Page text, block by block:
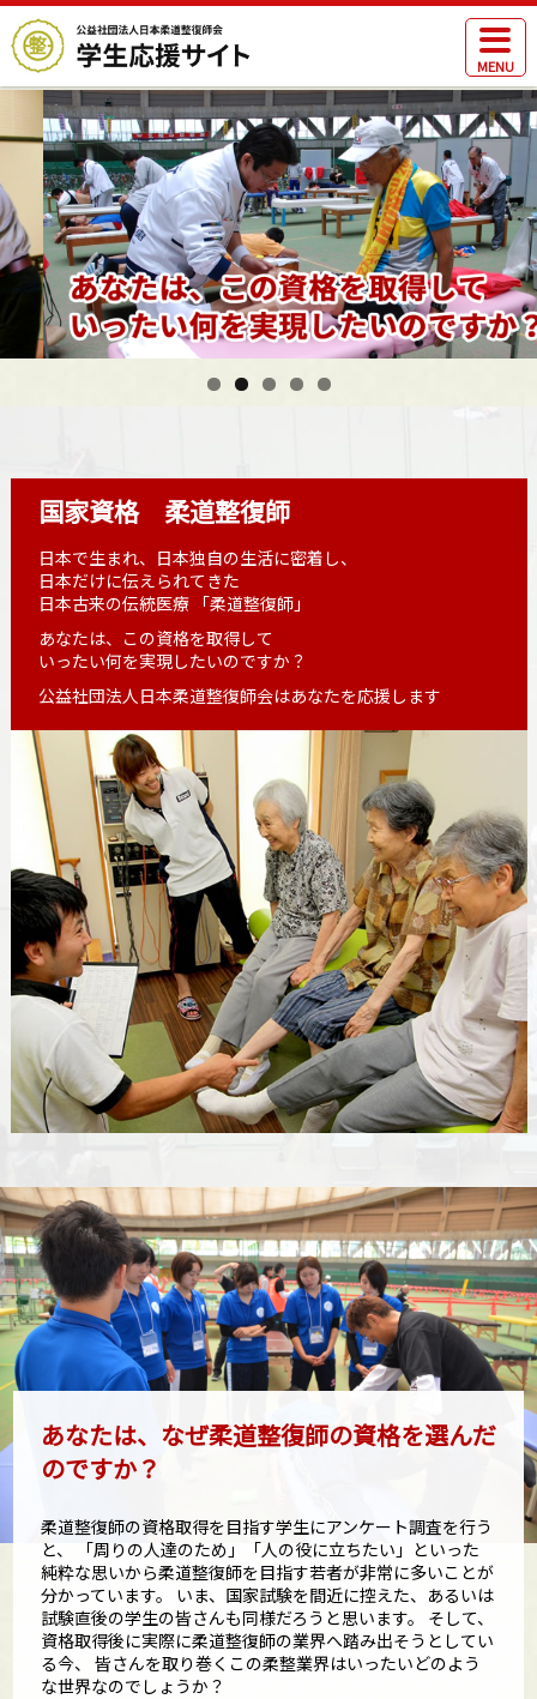
MENU
国家資格 柔道整復師
日本で生まれ、日本独自の生活に密着し、
日本だけに伝えられてきた
日本古来の伝統医療 「柔道整復師」
あなたは、この資格を取得して
いったい何を実現したいのですか？
公益社団法人日本柔道整復師会はあなたを応援します
あなたは、なぜ柔道整復師の資格を選んだ
のですか？
柔道整復師の資格取得を目指す学生にアンケート調査を行う
と、
「周りの人達のため」「人の役に立ちたい」といった
純粋な思いから柔道整復師を目指す若者が非常に多いことが
分かっています。
いま、国家試験を間近に控えた、あるいは
試験直後の学生の皆さんも同様だろうと思います。
そして、
資格取得後に実際に柔道整復師の業界へ踏み出そうとしてい
る今、
皆さんを取り巻くこの柔整業界はいったいどのよう
な世界なのでしょうか？